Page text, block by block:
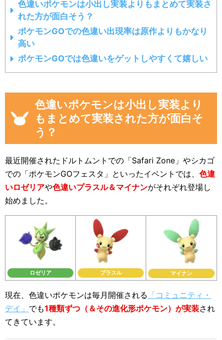
色違いポケモンは小出し実装よりもまとめて実装さ
れた方が面白そう？
ポケモンGOでの色違い出現率は原作よりもかなり
高い
ポケモンGOでは色違いをゲットしやすくて嬉しい
色違いポケモンは小出し実装より
もまとめて実装された方が面白そ
う？
最近開催されたドルトムントでの「Safari Zone」やシカゴ
での「ポケモンGOフェスタ」といったイベントでは、 色違
いロゼリアや色違いプラスル＆マイナンがそれぞれ登場し
始めました。
ロゼリア プラスル マイナン
現在、色違いポケモンは毎月開催される 「コミュニティ・
デイ」 でも1種類ずつ（＆その進化形ポケモン）が実装され
てきています。